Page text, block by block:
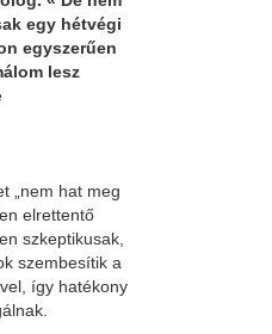
egy hétvégi
egyszerűen
lesz
„nem hat meg
elrettentő
szkeptikusak,
szembesítik a
így hatékony